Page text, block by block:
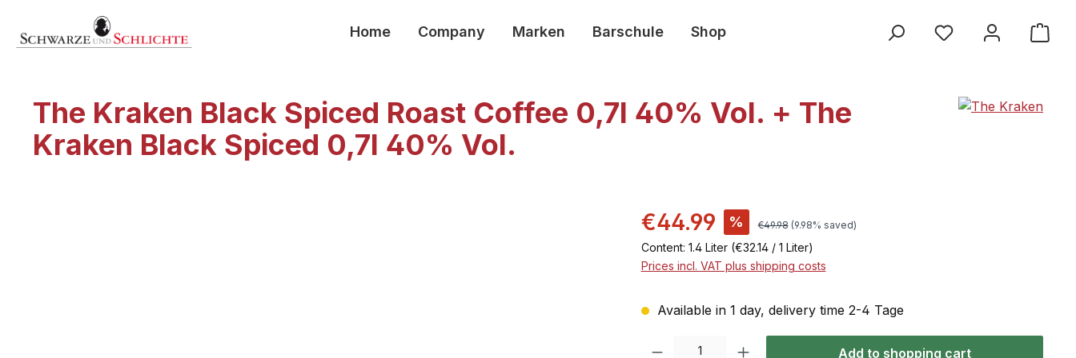
Skip to main navigation
Home Company Marken Barschule Shop
The Kraken Black Spiced Roast Coffee 0,7l 40% Vol. + The
Kraken Black Spiced 0,7l 40% Vol.
€44.99 % €49.98 (9.98% saved)
Content: 1.4 Liter (€32.14 / 1 Liter)
Prices incl. VAT plus shipping costs
Available in 1 day, delivery time 2-4 Tage
Add to shopping cart